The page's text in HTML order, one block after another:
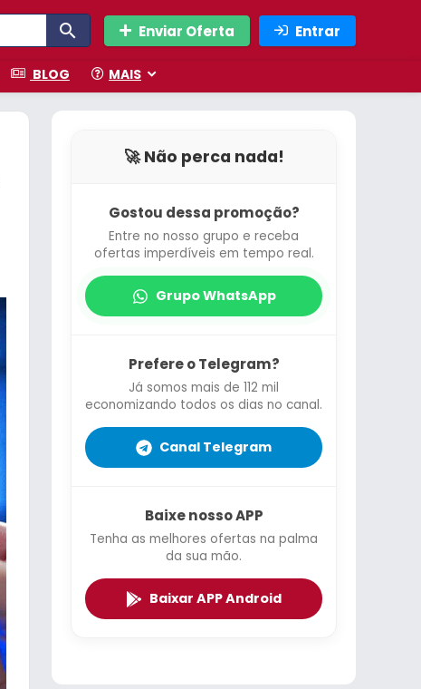
Enviar Oferta Entrar
BLOG MAIS
🚀 Não perca nada!
Gostou dessa promoção?
Entre no nosso grupo e receba
ofertas imperdíveis em tempo real.
Grupo WhatsApp
Prefere o Telegram?
Já somos mais de 112 mil
economizando todos os dias no canal.
Canal Telegram
Baixe nosso APP
Tenha as melhores ofertas na palma
da sua mão.
Baixar APP Android